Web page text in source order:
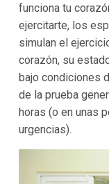
funciona tu
ejercitarte, los
simulan el
corazón, su
bajo condiciones
de la prueba
horas (o en unas
urgencias).